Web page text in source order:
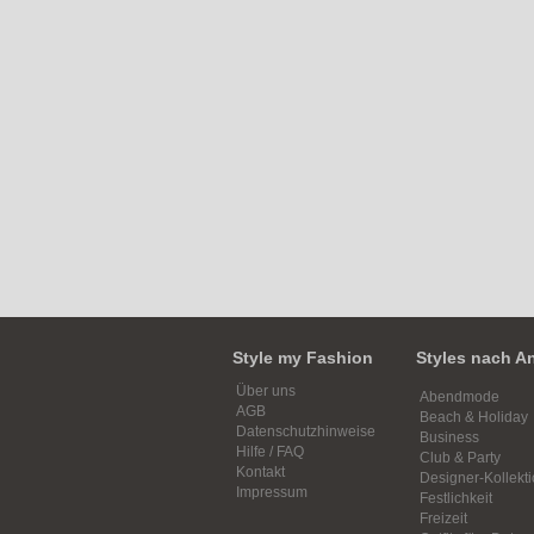
Style my Fashion
Über uns
AGB
Datenschutzhinweise
Hilfe / FAQ
Kontakt
Impressum
Styles nach
Abendmode
Beach & Holiday
Business
Club & Party
Designer-
Festlichkeit
Freizeit